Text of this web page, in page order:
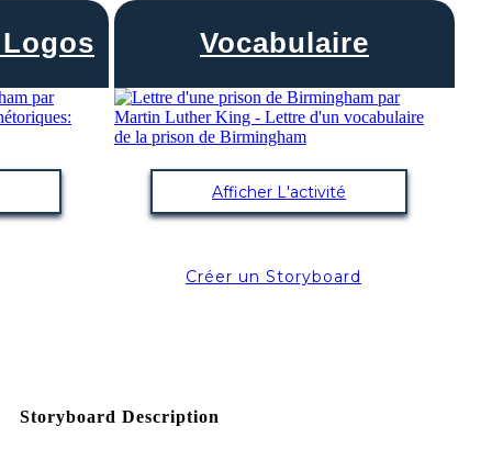
Vocabulaire
Afficher L'activité
Créer un Storyboard
Storyboard Description